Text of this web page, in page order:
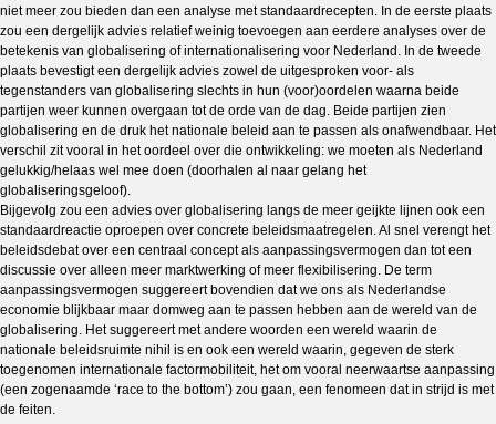
niet meer zou bieden dan een analyse met standaardrecepten. In de eerste plaats
zou een dergelijk advies relatief weinig toevoegen aan eerdere analyses over de
betekenis van globalisering of internationalisering voor Nederland. In de tweede
plaats bevestigt een dergelijk advies zowel de uitgesproken voor- als
tegenstanders van globalisering slechts in hun (voor)oordelen waarna beide
partijen weer kunnen overgaan tot de orde van de dag. Beide partijen zien
globalisering en de druk het nationale beleid aan te passen als onafwendbaar. Het
verschil zit vooral in het oordeel over die ontwikkeling: we moeten als Nederland
gelukkig/helaas wel mee doen (doorhalen al naar gelang het
globaliseringsgeloof).
Bijgevolg zou een advies over globalisering langs de meer geijkte lijnen ook een
standaardreactie oproepen over concrete beleidsmaatregelen. Al snel verengt het
beleidsdebat over een centraal concept als aanpassingsvermogen dan tot een
discussie over alleen meer marktwerking of meer flexibilisering. De term
aanpassingsvermogen suggereert bovendien dat we ons als Nederlandse
economie blijkbaar maar domweg aan te passen hebben aan de wereld van de
globalisering. Het suggereert met andere woorden een wereld waarin de
nationale beleidsruimte nihil is en ook een wereld waarin, gegeven de sterk
toegenomen internationale factormobiliteit, het om vooral neerwaartse aanpassing
(een zogenaamde ‘race to the bottom’) zou gaan, een fenomeen dat in strijd is met
de feiten.